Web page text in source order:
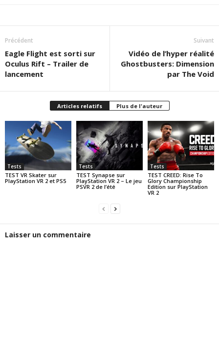
Précédent
Eagle Flight est sorti sur
Oculus Rift – Trailer de
lancement
Suivant
Vidéo de l’hyper réalité
Ghostbusters: Dimension
par The Void
Articles relatifs Plus de l'auteur
Tests
TEST VR Skater sur
PlayStation VR 2 et PS5
Tests
TEST Synapse sur
PlayStation VR 2 – Le jeu
PSVR 2 de l’été
Tests
TEST CREED: Rise To
Glory Championship
Edition sur PlayStation
VR 2
Laisser un commentaire